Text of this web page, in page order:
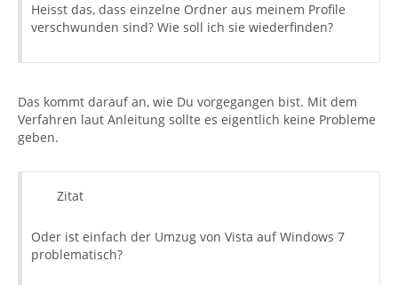
Heisst das, dass einzelne Ordner aus meinem Profile
verschwunden sind? Wie soll ich sie wiederfinden?
Das kommt darauf an, wie Du vorgegangen bist. Mit dem
Verfahren laut Anleitung sollte es eigentlich keine Probleme
geben.
Zitat
Oder ist einfach der Umzug von Vista auf Windows 7
problematisch?